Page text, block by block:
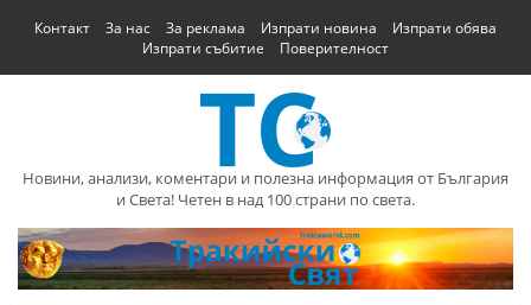
Контакт За нас За реклама Изпрати новина
Изпрати обява
Изпрати събитие
Поверителност
Новини, анализи, коментари и полезна информация от България
и Света! Четен в над 100 страни по света.